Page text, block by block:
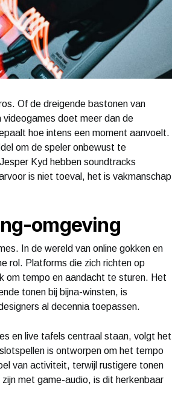
Of de dreigende bastonen van
videogames doet meer dan de
hoe intens een moment aanvoelt.
om de speler onbewust te
Kyd hebben soundtracks
is niet toeval, het is vakmanschap
omgeving
In de wereld van online gokken en
rol. Platforms die zich richten op
om tempo en aandacht te sturen. Het
tonen bij bijna-winsten, is
al decennia toepassen.
en live tafels centraal staan, volgt het
is ontworpen om het tempo
van activiteit, terwijl rustigere tonen
met game-audio, is dit herkenbaar